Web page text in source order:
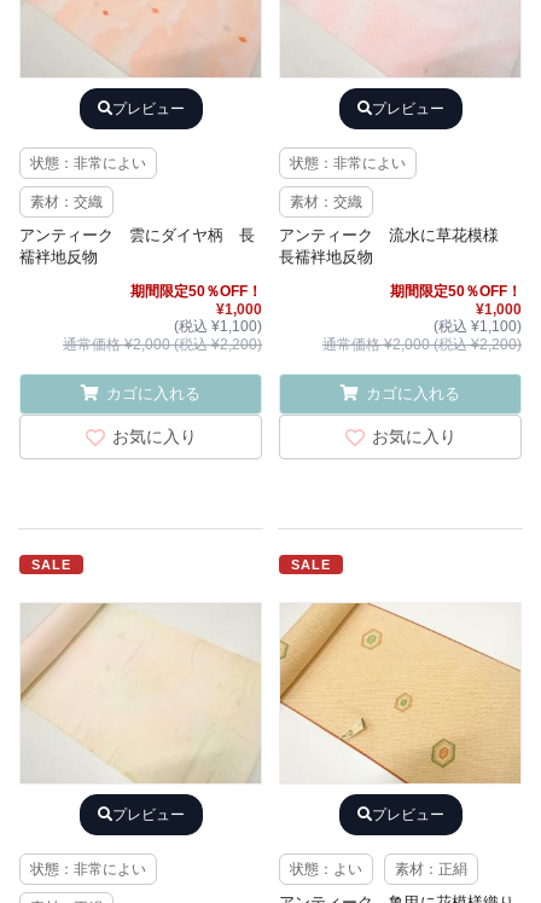
プレビュー
状態：非常によい
素材：交織
アンティーク 雲にダイヤ柄 長
襦袢地反物
期間限定50％OFF！
¥1,000
(税込 ¥1,100)
通常価格 ¥2,000 (税込 ¥2,200)
カゴに入れる
お気に入り
プレビュー
状態：非常によい
素材：交織
アンティーク 流水に草花模様
長襦袢地反物
期間限定50％OFF！
¥1,000
(税込 ¥1,100)
通常価格 ¥2,000 (税込 ¥2,200)
カゴに入れる
お気に入り
SALE
プレビュー
状態：非常によい
SALE
プレビュー
状態：よい 素材：正絹